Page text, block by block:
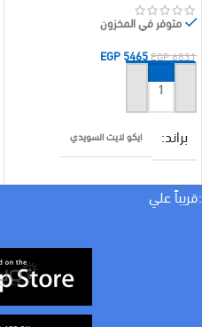
متوفر في المخزون
EGP6831
EGP5465
إضافة إلى السلة
براند ايكو لايت السويدي
WATT
:قريباً علي